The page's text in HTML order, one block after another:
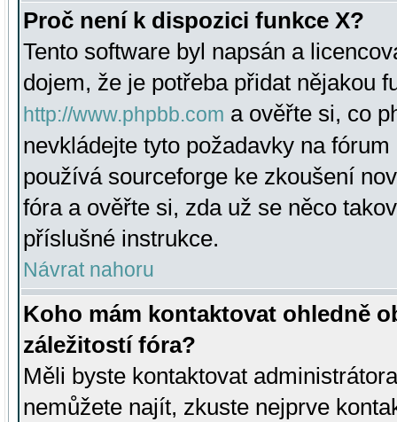
Proč není k dispozici funkce X?
Tento software byl napsán a
dojem, že je potřeba přidat nějakou
http://www.phpbb.com a ověřte si, co
nevkládejte tyto požadavky na
používá sourceforge ke zkoušení
fóra a ověřte si, zda už se něco
příslušné instrukce.
Návrat nahoru
Koho mám kontaktovat ohledně
záležitostí fóra?
Měli byste kontaktovat
nemůžete najít, zkuste nejprve